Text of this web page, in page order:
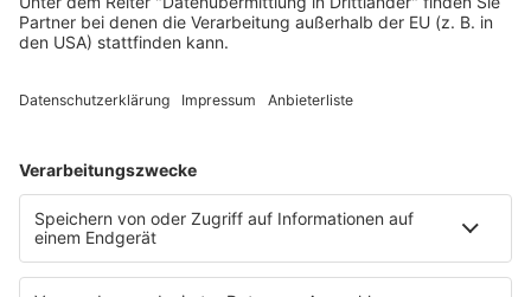
Robs MIX UP
90s00s MILLENNIUM RADIO
Boygroups
Britpop
Clubhits